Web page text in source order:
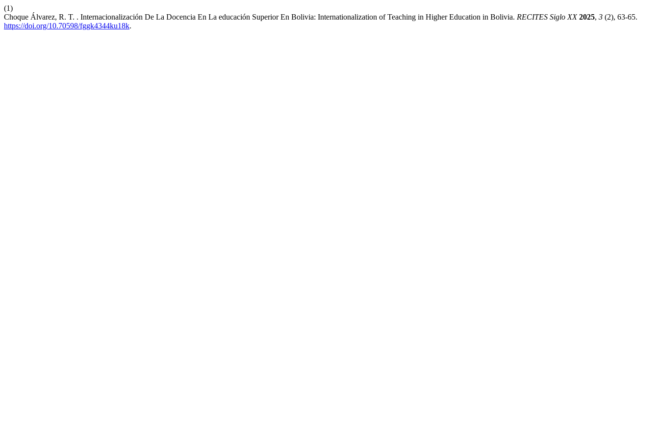
(1)
Choque Álvarez, R. T. . Internacionalización De La Docencia En La educación Superior En Bolivia: Internationalization of Teaching in Higher Education in Bolivia. RECITES Siglo XX 2025, 3 (2), 63-65.
https://doi.org/10.70598/fggk4344ku18k.